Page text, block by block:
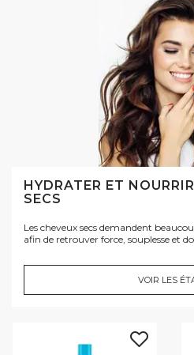
HYDRATER ET
SECS
Les cheveux secs demandent
afin de retrouver force, souplesse et
VOIR LES